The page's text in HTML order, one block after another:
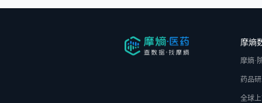
摩熵
摩熵·
药品
全球